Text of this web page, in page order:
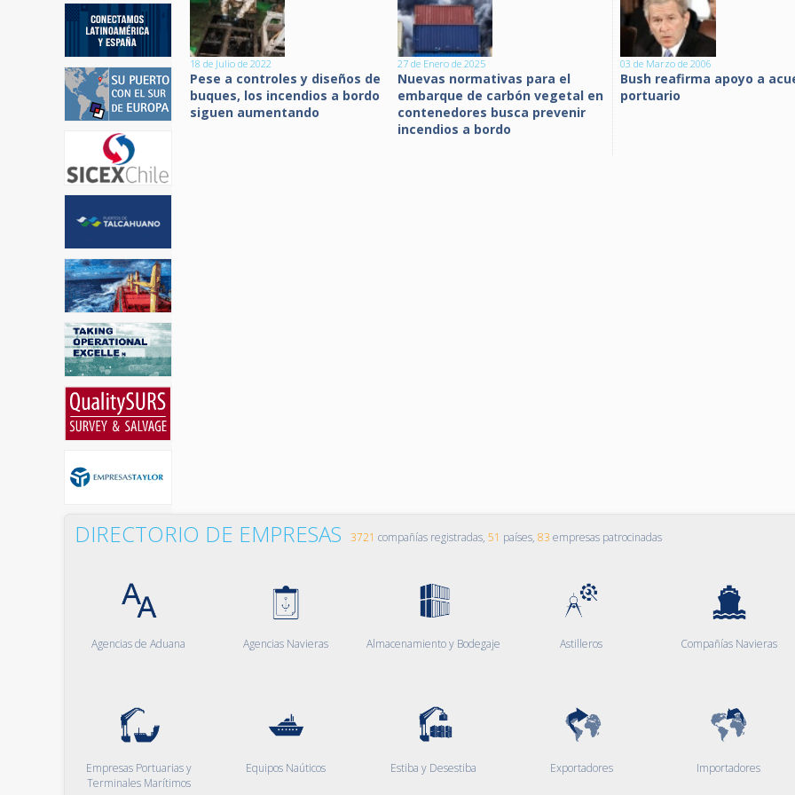
18 de Julio de 2022
Pese a controles y diseños de
buques, los incendios a bordo
siguen aumentando
27 de Enero de 2025
Nuevas normativas para el
embarque de carbón vegetal en
contenedores busca prevenir
incendios a bordo
03 de Marzo de 2006
Bush reafirma apoyo a
portuario
DIRECTORIO DE EMPRESAS 3721 compañías registradas, 51 países, 83 empresas patrocinadas
Agencias de Aduana Agencias Navieras Almacenamiento y Bodegaje Astilleros Compañías Navieras
Empresas Portuarias y
Terminales Marítimos
Equipos Naúticos Estiba y Desestiba Exportadores Importadores